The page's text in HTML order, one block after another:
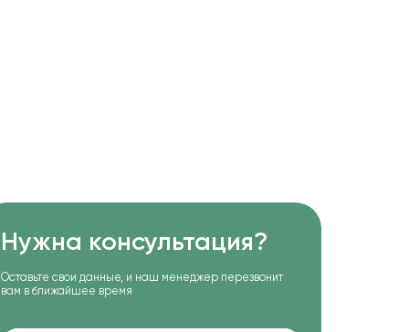
Нужна консультация?
Оставьте свои данные, и наш менеджер перезвонит
вам в ближайшее время